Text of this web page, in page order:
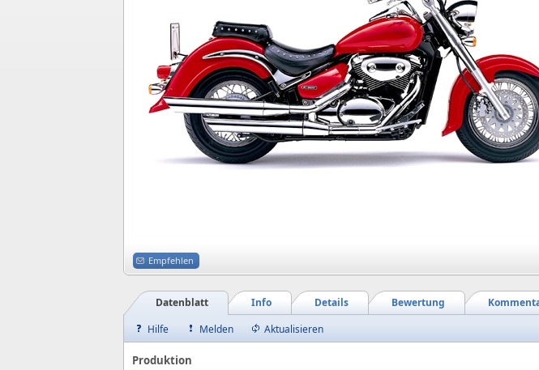
Empfehlen
Bewertung
Details
Info
Datenblatt
Hilfe
Melden Aktualisieren
Produktion